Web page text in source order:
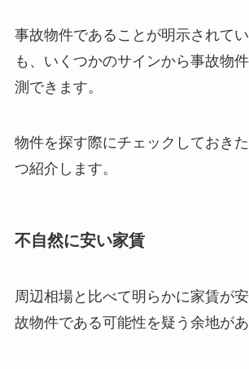
事故物件であることが明示されて
も、いくつかのサインから事故物
測できます。
物件を探す際にチェックしておき
つ紹介します。
不自然に安い家賃
周辺相場と比べて明らかに家賃が
故物件である可能性を疑う余地があ